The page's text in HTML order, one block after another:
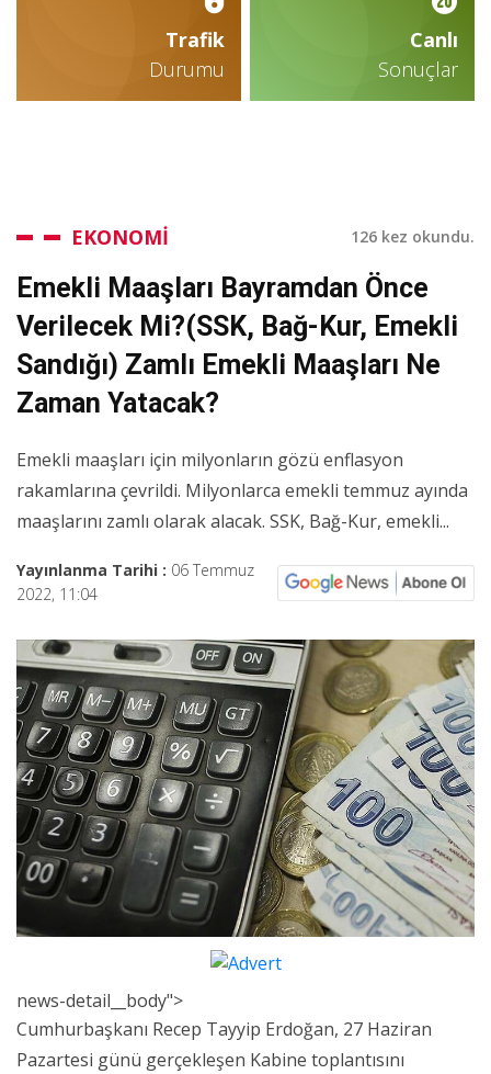
Trafik
Durumu
Canlı
Sonuçlar
EKONOMİ 126 kez okundu.
Emekli Maaşları Bayramdan Önce
Verilecek Mi?(SSK, Bağ-Kur, Emekli
Sandığı) Zamlı Emekli Maaşları Ne
Zaman Yatacak?
Emekli maaşları için milyonların gözü enflasyon
rakamlarına çevrildi. Milyonlarca emekli temmuz ayında
maaşlarını zamlı olarak alacak. SSK, Bağ-Kur, emekli...
Yayınlanma Tarihi : 06 Temmuz
2022, 11:04
news-detail__body">
Cumhurbaşkanı Recep Tayyip Erdoğan, 27 Haziran
Pazartesi günü gerçekleşen Kabine toplantısını